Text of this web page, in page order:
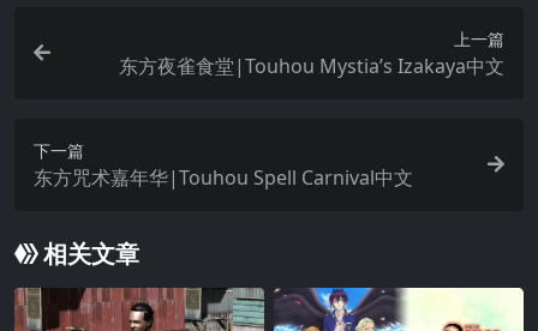
上一篇
东方夜雀食堂|Touhou Mystia’s Izakaya中文
下一篇
东方咒术嘉年华|Touhou Spell Carnival中文
相关文章